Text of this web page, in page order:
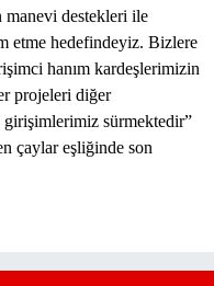
destekleri ile
etme hedefindeyiz. Bizlere
hanım kardeşlerimizin
projeleri diğer
sürmektedir”
çaylar eşliğinde son